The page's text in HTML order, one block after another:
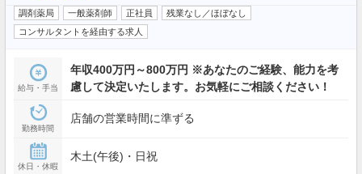
調剤薬局 一般薬剤師 正社員
残業なし／ほぼなし
コンサルタントを経由する求人
給与・手当
年収400万円～800万円 ※あなたのご経験、能力を考
慮して決定いたします。お気軽にご相談ください！
勤務時間
店舗の営業時間に準ずる
休日・休暇
木土(午後)・日祝